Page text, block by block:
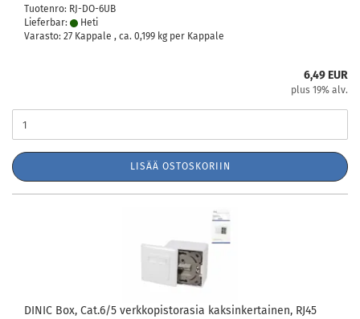
Tuotenro: RJ-DO-6UB
Lieferbar:
Heti
Varasto: 27 Kappale , ca. 0,199 kg per Kappale
6,49 EUR
plus 19% alv.
LISÄÄ OSTOSKORIIN
DINIC Box, Cat.6/5 verkkopistorasia kaksinkertainen, RJ45